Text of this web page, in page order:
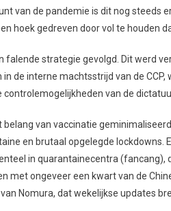
van de pandemie is dit nog steeds
hoek gedreven door vol te houden
falende strategie gevolgd. Dit werd
de interne machtsstrijd van de
van de
van vaccinatie
en brutaal opgelegde lockdowns.
in quarantainecentra (fancang),
met ongeveer een kwart van de
Nomura, dat wekelijkse updates